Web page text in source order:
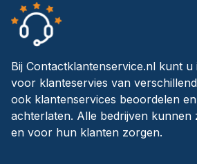
Bij Contactklantenservice.nl kunt
voor klanteservies van
ook klantenservices beoordelen
achterlaten. Alle bedrijven kunnen
en voor hun klanten zorgen.